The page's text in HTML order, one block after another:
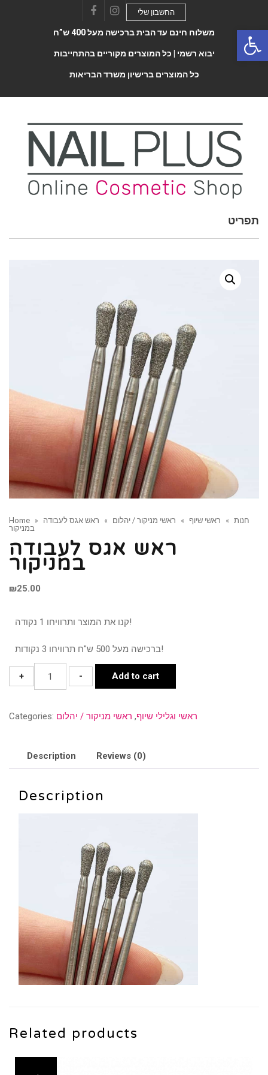
FacebookInstagram
החשבון שלי
משלוח חינם עד הבית ברכישה מעל 400 ש”ח
יבוא רשמי | כל המוצרים מקוריים בהתחייבות
כל המוצרים ברישיון משרד הבריאות
Toggle
תפריט
Home » חנות » ראשי שיוף » ראשי מניקור / יהלום »
ראש אגס לעבודה
במניקור
ראש אגס לעבודה
במניקור
₪25.00
קנו את המוצר ותרוויחו 1 נקודה!
ברכישה מעל 500 ש"ח תרוויחו 3 נקודות!
+
ראש
אגס
במניקור
- Add to cart
Categories: ראשי וגלילי שיוף, ראשי מניקור / יהלום
Description Reviews (0)
Description
Related products